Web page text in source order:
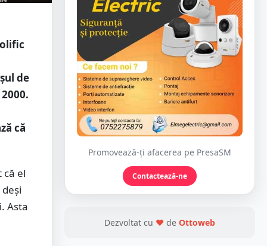
de
că
el
Asta
Promovează-ți afacerea pe PresaSM
Contactează-ne
Dezvoltat cu ❤ de Ottoweb